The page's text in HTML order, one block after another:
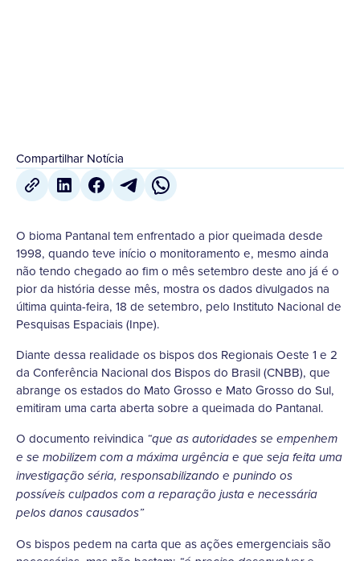
Compartilhar Notícia
O bioma Pantanal tem enfrentado a pior queimada desde
1998, quando teve início o monitoramento e, mesmo ainda
não tendo chegado ao fim o mês setembro deste ano já é o
pior da história desse mês, mostra os dados divulgados na
última quinta-feira, 18 de setembro, pelo Instituto Nacional de
Pesquisas Espaciais (Inpe).
Diante dessa realidade os bispos dos Regionais Oeste 1 e 2
da Conferência Nacional dos Bispos do Brasil (CNBB), que
abrange os estados do Mato Grosso e Mato Grosso do Sul,
emitiram uma carta aberta sobre a queimada do Pantanal.
O documento reivindica “que as autoridades se empenhem
e se mobilizem com a máxima urgência e que seja feita uma
investigação séria, responsabilizando e punindo os
possíveis culpados com a reparação justa e necessária
pelos danos causados”
Os bispos pedem na carta que as ações emergenciais são